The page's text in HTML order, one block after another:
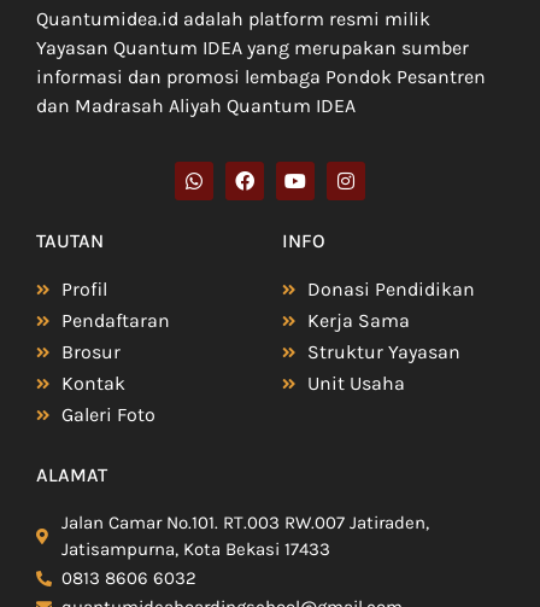
Quantumidea.id adalah platform resmi milik
Yayasan Quantum IDEA yang merupakan sumber
informasi dan promosi lembaga Pondok Pesantren
dan Madrasah Aliyah Quantum IDEA
TAUTAN
Profil
Pendaftaran
Brosur
Kontak
Galeri Foto
INFO
Donasi Pendidikan
Kerja Sama
Struktur Yayasan
Unit Usaha
ALAMAT
Jalan Camar No.101. RT.003 RW.007 Jatiraden,
Jatisampurna, Kota Bekasi 17433
0813 8606 6032